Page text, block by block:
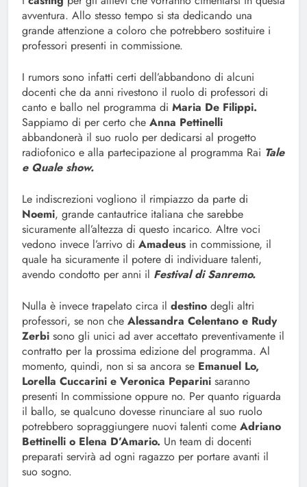
avventura. Allo stesso tempo si sta dedicando una
grande attenzione a coloro che potrebbero sostituire i
professori presenti in commissione.
I rumors sono infatti certi dell’abbandono di alcuni
docenti che da anni rivestono il ruolo di professori di
canto e ballo nel programma di Maria De Filippi.
Sappiamo di per certo che Anna Pettinelli
abbandonerà il suo ruolo per dedicarsi al progetto
radiofonico e alla partecipazione al programma Rai Tale
e Quale show.
Le indiscrezioni vogliono il rimpiazzo da parte di
Noemi, grande cantautrice italiana che sarebbe
sicuramente all’altezza di questo incarico. Altre voci
vedono invece l’arrivo di Amadeus in commissione, il
quale ha sicuramente il potere di individuare talenti,
avendo condotto per anni il Festival di Sanremo.
Nulla è invece trapelato circa il destino degli altri
professori, se non che Alessandra Celentano e Rudy
Zerbi sono gli unici ad aver accettato preventivamente il
contratto per la prossima edizione del programma. Al
momento, quindi, non si sa ancora se Emanuel Lo,
Lorella Cuccarini e Veronica Peparini saranno
presenti In commissione oppure no. Per quanto riguarda
il ballo, se qualcuno dovesse rinunciare al suo ruolo
potrebbero sopraggiungere nuovi talenti come Adriano
Bettinelli o Elena D’Amario. Un team di docenti
preparati servirà ad ogni ragazzo per portare avanti il
suo sogno.